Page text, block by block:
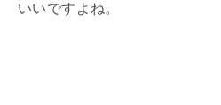
いいですよね。